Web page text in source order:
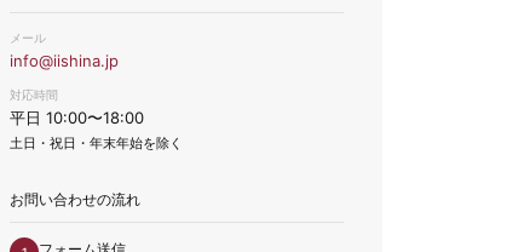
メール
info@iishina.jp
対応時間
平日 10:00〜18:00
土日・祝日・年末年始を除く
お問い合わせの流れ